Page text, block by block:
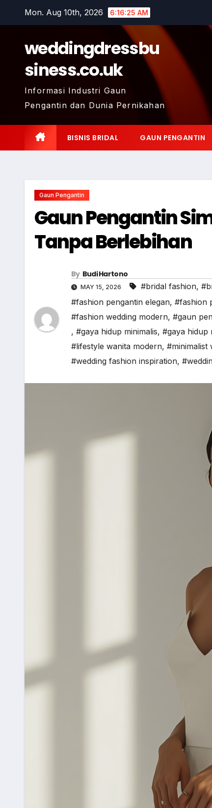
Mon. Aug 10th, 2026 6:16:26 AM
weddingdressbu
siness.co.uk
Informasi Industri Gaun
Pengantin dan Dunia Pernikahan
BISNIS BRIDAL GAUN PENGANTIN
Gaun Pengantin
Gaun Pengantin
Tanpa Berlebihan
By Budi Hartono
MAY 15, 2026 #bridal fashion,
#fashion pengantin elegan, #fashion
#fashion wedding modern, #gaun
, #gaya hidup minimalis, #gaya hidup
#lifestyle wanita modern, #minimalist
#wedding fashion inspiration,